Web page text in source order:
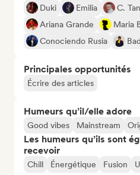
Duki Emilia C.
Ariana Grande
Maria
Conociendo Rusia
Principales opportunités
Écrire des articles
Humeurs qu’il/elle adore
Good vibes Mainstream
Les humeurs qu’ils sont
recevoir
Chill Énergétique Fusion